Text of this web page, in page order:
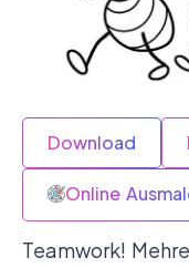
Download
Online
Teamwork!